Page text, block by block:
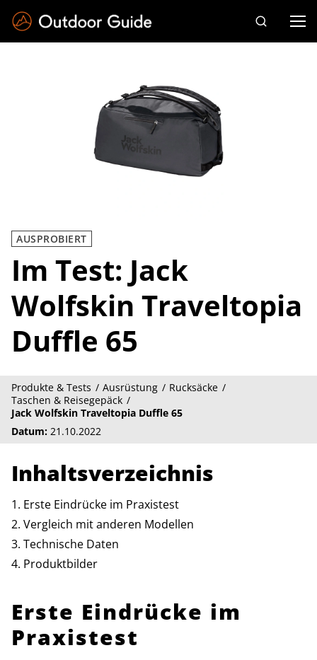
AUSPROBIERT
Im Test: Jack
Wolfskin Traveltopia
Duffle 65
Produkte & Tests Ausrüstung
Rucksäcke
Taschen & Reisegepäck
Jack Wolfskin Traveltopia Duffle 65
Datum: 21.10.2022
Inhaltsverzeichnis
Erste Eindrücke im Praxistest
Vergleich mit anderen Modellen
Technische Daten
Produktbilder
Erste Eindrücke im
Praxistest